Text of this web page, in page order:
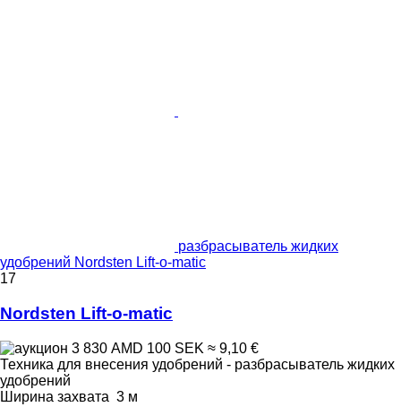
разбрасыватель жидких
удобрений Nordsten Lift-o-matic
17
Nordsten Lift-o-matic
3 830 AMD 100 SEK ≈ 9,10 €
Техника для внесения удобрений - разбрасыватель жидких
удобрений
Ширина захвата 3 м